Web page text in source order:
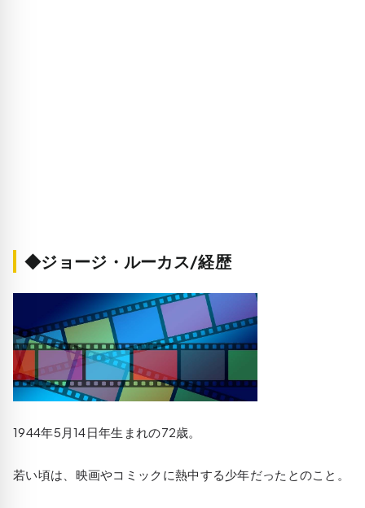
◆ジョージ・ルーカス/経歴
1944年5月14日年生まれの72歳。
若い頃は、映画やコミックに熱中する少年だったとのこと。